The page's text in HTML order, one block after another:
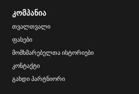
კომპანია
თვალთვალი
ფასები
მომხმარებელთა ისტორიები
კონტაქტი
გახდი პარტნიორი